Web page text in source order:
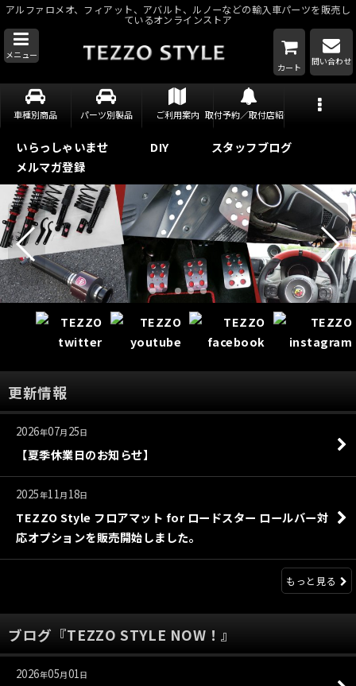
アルファロメオ、フィアット、アバルト、ルノーなどの輸入車パーツを販売し
ているオンラインストア
メニュー
カート
問い合わせ
車種別商品 パーツ別製品 ご利用案内 取付予約／取付店紹介
いらっしゃいませ DIY
スタッフブログ
メルマガ登録
更新情報
2026年07月 25日
【夏季休業日のお知らせ】
2025年11月 18日
TEZZO Style フロアマット for ロードスター ロールバー対
応オプションを販売開始しました。
もっと見る
ブログ『TEZZO STYLE NOW！』
2026年05月01日